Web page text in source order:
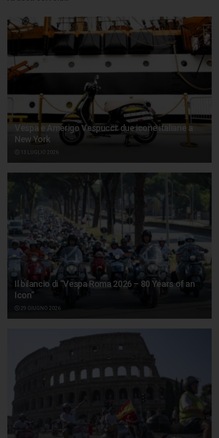
Vespa e Amerigo Vespucci: due icone italiane a
New York
13 LUGLIO 2026
Il bilancio di “Vespa Roma 2026 – 80 Years of an
Icon”
29 GIUGNO 2026